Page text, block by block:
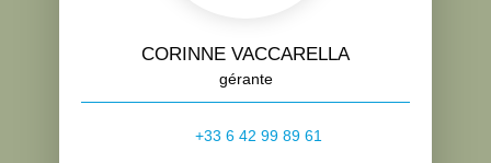
CORINNE VACCARELLA
gérante
+33 6 42 99 89 61